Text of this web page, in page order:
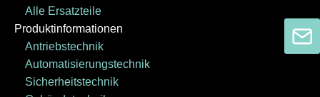
Alle Ersatzteile
Produktinformationen
Antriebstechnik
Automatisierungstechnik
Sicherheitstechnik